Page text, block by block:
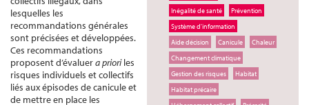
Inégalité de santé
Prévention
Système d'information
Aide décision
Canicule
Chaleur
Changement climatique
Gestion des risques
Habitat
Habitat précaire
lesquelles les
recommandations générales
sont précisées et développées.
Ces recommandations
proposent d’évaluera prioriles
risques individuels et collectifs
liés aux épisodes de canicule et
de mettre en place les